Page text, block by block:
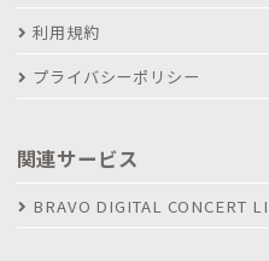
利用規約
プライバシーポリシー
関連サービス
BRAVO DIGITAL CONCERT